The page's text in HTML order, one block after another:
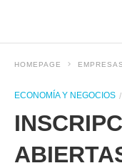
HOMEPAGE EMPRESAS
ECONOMÍA Y NEGOCIOS